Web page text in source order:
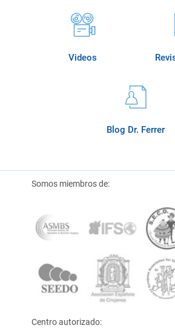
Videos
Blog Dr. Ferrer
Somos miembros de:
Centro autorizado: